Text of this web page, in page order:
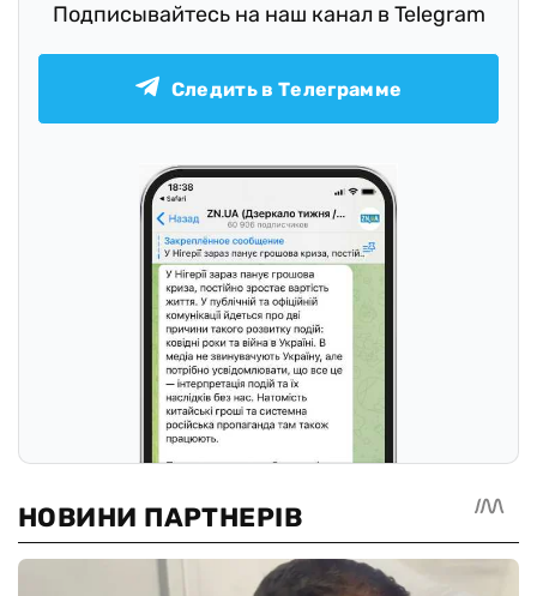
Подписывайтесь на наш канал в Telegram
Следить в Телеграмме